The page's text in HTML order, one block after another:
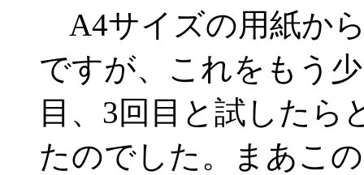
A4サイズの用紙か
ですが、これをもう
目、3回目と試した
たのでした。まあこ